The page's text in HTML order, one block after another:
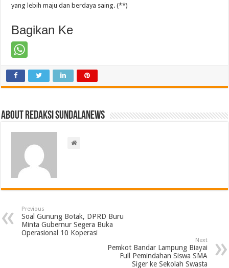
yang lebih maju dan berdaya saing. (**)
Bagikan Ke
About Redaksi Sundalanews
Previous
Soal Gunung Botak, DPRD Buru
Minta Gubernur Segera Buka
Operasional 10 Koperasi
Next
Pemkot Bandar Lampung Biayai
Full Pemindahan Siswa SMA
Siger ke Sekolah Swasta